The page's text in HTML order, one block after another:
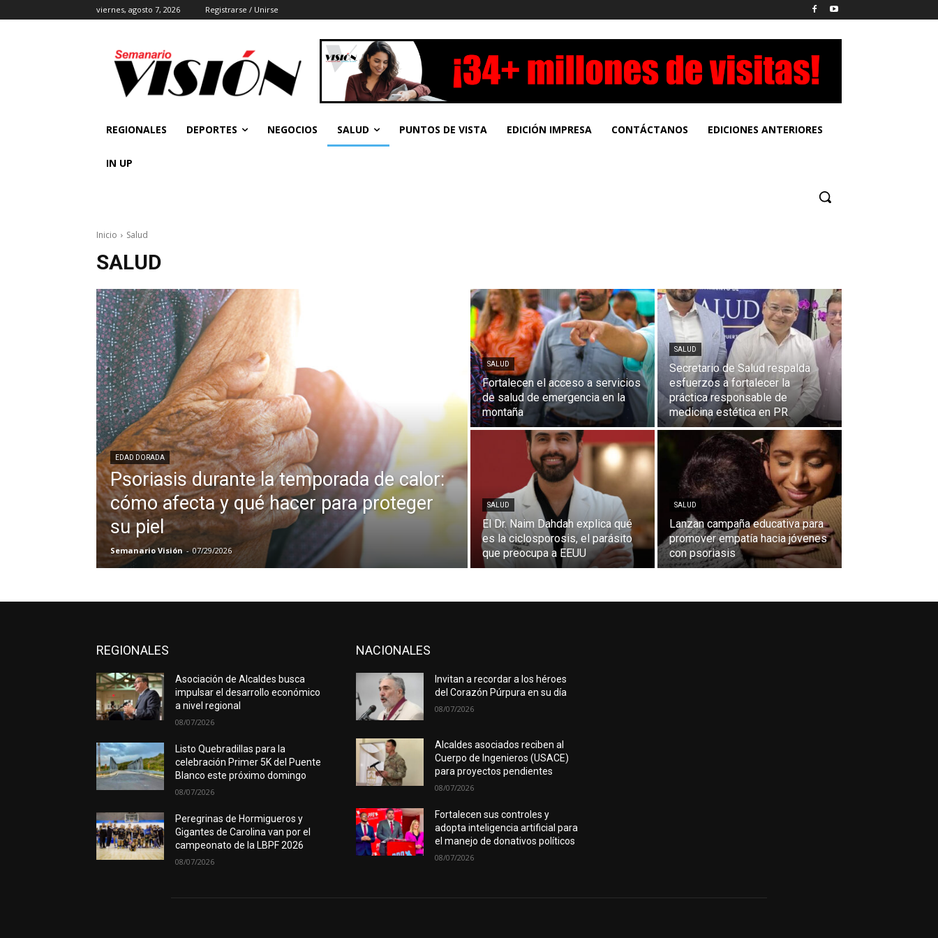
viernes, agosto 7, 2026 Registrarse / Unirse
REGIONALES DEPORTES NEGOCIOS SALUD PUNTOS DE VISTA EDICIÓN IMPRESA CONTÁCTANOS EDICIONES ANTERIORES
IN UP
Inicio Salud
SALUD
EDAD DORADA
Psoriasis durante la temporada de calor:
cómo afecta y qué hacer para proteger
su piel
Semanario Visión - 07/29/2026
SALUD
Fortalecen el acceso a servicios
de salud de emergencia en la
montaña
SALUD
Secretario de Salud respalda
esfuerzos a fortalecer la
práctica responsable de
medicina estética en PR
SALUD
El Dr. Naim Dahdah explica qué
es la ciclosporosis, el parásito
que preocupa a EEUU
SALUD
Lanzan campaña educativa para
promover empatía hacia jóvenes
con psoriasis
REGIONALES
Asociación de Alcaldes busca
impulsar el desarrollo económico
a nivel regional
08/07/2026
Listo Quebradillas para la
celebración Primer 5K del Puente
Blanco este próximo domingo
08/07/2026
Peregrinas de Hormigueros y
Gigantes de Carolina van por el
campeonato de la LBPF 2026
08/07/2026
NACIONALES
Invitan a recordar a los héroes
del Corazón Púrpura en su día
08/07/2026
Alcaldes asociados reciben al
Cuerpo de Ingenieros (USACE)
para proyectos pendientes
08/07/2026
Fortalecen sus controles y
adopta inteligencia artificial para
el manejo de donativos políticos
08/07/2026